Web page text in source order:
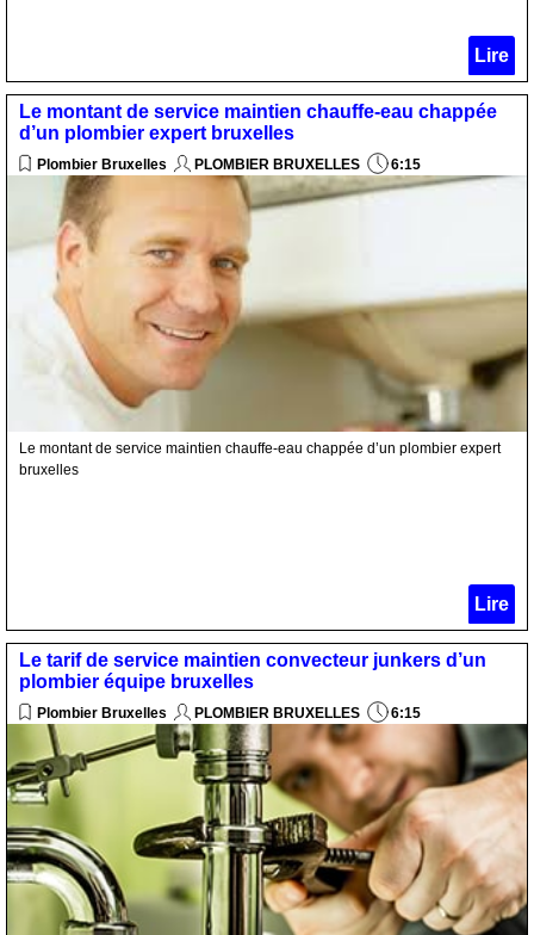
Lire
Le montant de service maintien chauffe-eau chappée
d’un plombier expert bruxelles
Plombier Bruxelles PLOMBIER BRUXELLES 6:15
Le montant de service maintien chauffe-eau chappée d’un plombier expert
bruxelles
Lire
Le tarif de service maintien convecteur junkers d’un
plombier équipe bruxelles
Plombier Bruxelles PLOMBIER BRUXELLES 6:15